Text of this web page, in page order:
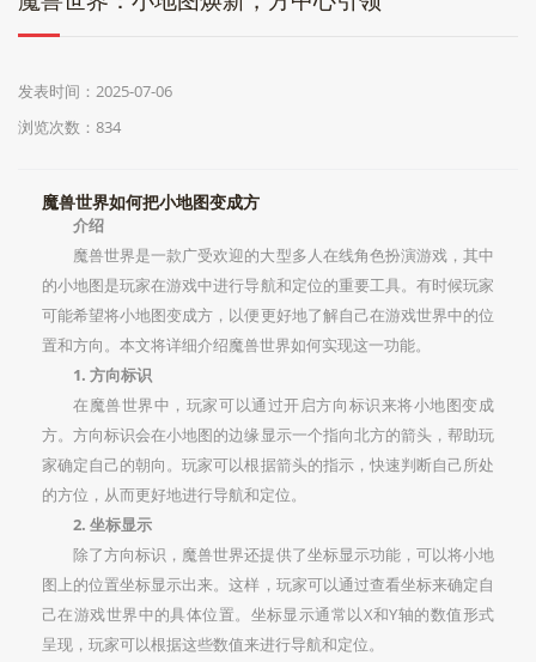
发表时间：2025-07-06
浏览次数：834
魔兽世界如何把小地图变成方
介绍
魔兽世界是一款广受欢迎的大型多人在线角色扮演游戏，其中
的小地图是玩家在游戏中进行导航和定位的重要工具。有时候玩家
可能希望将小地图变成方，以便更好地了解自己在游戏世界中的位
置和方向。本文将详细介绍魔兽世界如何实现这一功能。
1. 方向标识
在魔兽世界中，玩家可以通过开启方向标识来将小地图变成
方。方向标识会在小地图的边缘显示一个指向北方的箭头，帮助玩
家确定自己的朝向。玩家可以根据箭头的指示，快速判断自己所处
的方位，从而更好地进行导航和定位。
2. 坐标显示
除了方向标识，魔兽世界还提供了坐标显示功能，可以将小地
图上的位置坐标显示出来。这样，玩家可以通过查看坐标来确定自
己在游戏世界中的具体位置。坐标显示通常以X和Y轴的数值形式
呈现，玩家可以根据这些数值来进行导航和定位。